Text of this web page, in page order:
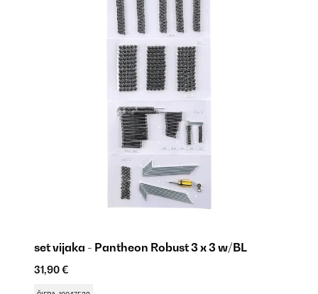
set vijaka - Pantheon Robust 3 x 3 w/BL
31,90 €